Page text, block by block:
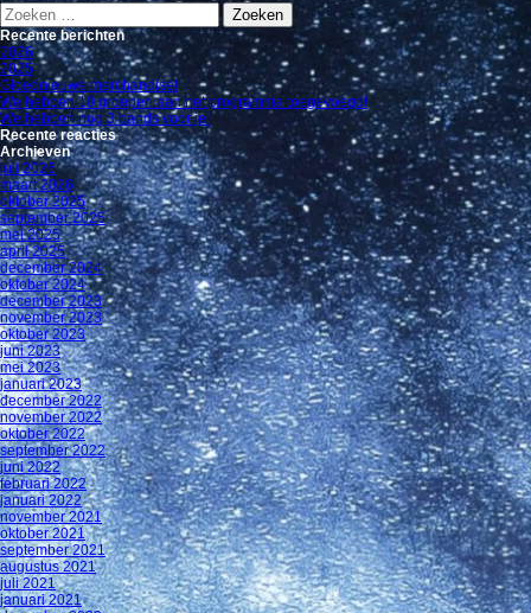
Zoeken
naar:
Recente berichten
2026
2025
Gloednieuwe merchandise!
We hebben 10 groepen aan het programma toegevoegd!
We hebben nog 3 bands voor je!
Recente reacties
Archieven
juli 2026
maart 2026
oktober 2025
september 2025
mei 2025
april 2025
december 2024
oktober 2024
december 2023
november 2023
oktober 2023
juni 2023
mei 2023
januari 2023
december 2022
november 2022
oktober 2022
september 2022
juni 2022
februari 2022
januari 2022
november 2021
oktober 2021
september 2021
augustus 2021
juli 2021
januari 2021